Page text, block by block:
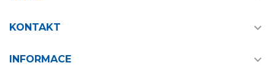
KONTAKT 
INFORMACE 